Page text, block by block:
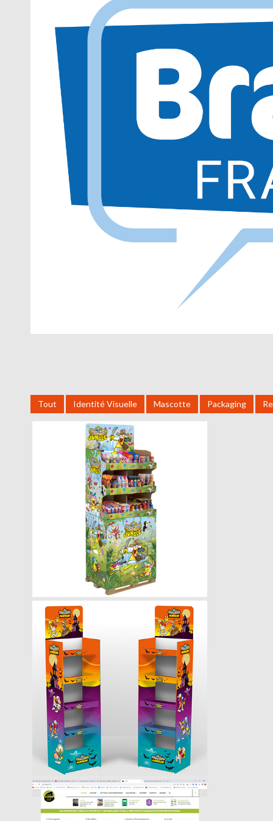
Tout Identité Visuelle Mascotte Packaging